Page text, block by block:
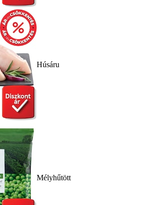
Húsáru
Mélyhűtött